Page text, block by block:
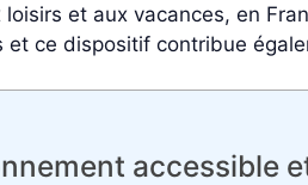
et aux vacances, en
et ce dispositif contribue
accessible